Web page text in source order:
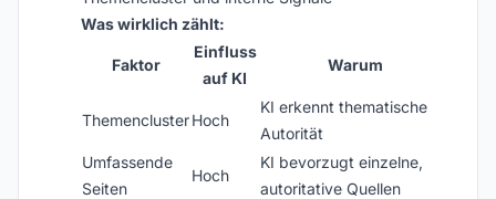
Was wirklich zählt:
Faktor
Einfluss
auf KI
Warum
ThemenclusterHoch
KI erkennt thematische
Autorität
Umfassende
Seiten
Hoch
KI bevorzugt einzelne,
autoritative Quellen